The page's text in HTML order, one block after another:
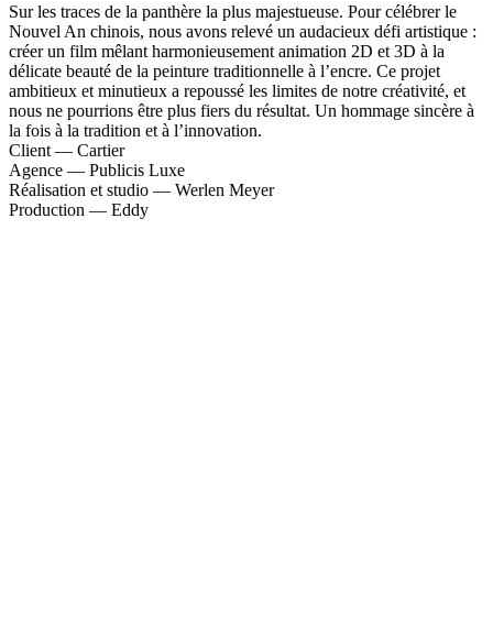
Sur les traces de la panthère la plus majestueuse. Pour célébrer le
Nouvel An chinois, nous avons relevé un audacieux défi artistique :
créer un film mêlant harmonieusement animation 2D et 3D à la
délicate beauté de la peinture traditionnelle à l’encre. Ce projet
ambitieux et minutieux a repoussé les limites de notre créativité, et
nous ne pourrions être plus fiers du résultat. Un hommage sincère à
la fois à la tradition et à l’innovation.
Client — Cartier
Agence — Publicis Luxe
Réalisation et studio — Werlen Meyer
Production — Eddy